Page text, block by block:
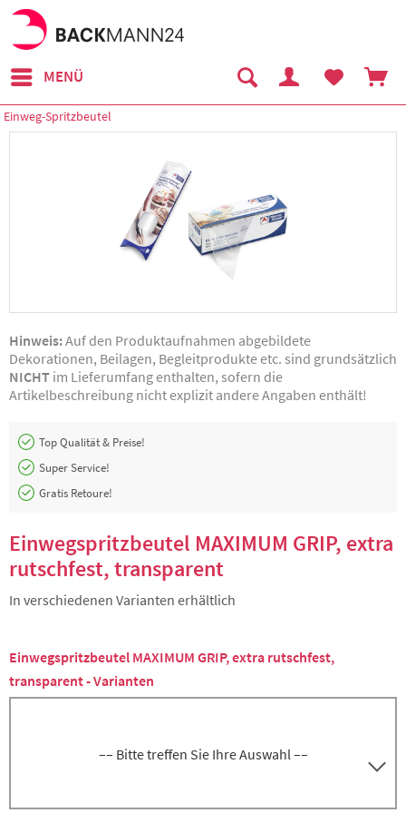
MENÜ
Einweg-Spritzbeutel
Hinweis:Auf den Produktaufnahmen abgebildete
Dekorationen, Beilagen, Begleitprodukte etc. sind grundsätzlich
NICHT im Lieferumfang enthalten, sofern die
Artikelbeschreibung nicht explizit andere Angaben enthält!
Top Qualität & Preise!
Super Service!
Gratis Retoure!
Einwegspritzbeutel MAXIMUM GRIP, extra
rutschfest, transparent
In verschiedenen Varianten erhältlich
Einwegspritzbeutel MAXIMUM GRIP, extra rutschfest,
transparent - Varianten
–– Bitte treffen Sie Ihre Auswahl ––